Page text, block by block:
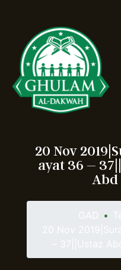
20 Nov
ayat 36 –
Abd
•